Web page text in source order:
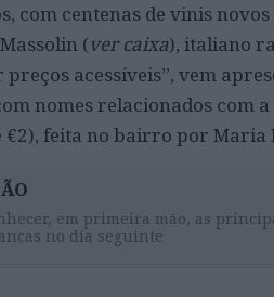
com centenas de vinis novos
(ver caixa), italiano
acessíveis”, vem
nomes relacionados com
feita no bairro por Maria
em primeira mão, as
no dia seguinte